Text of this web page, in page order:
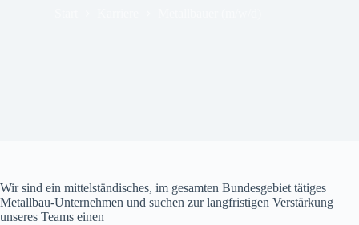
Wir sind ein mittelständisches, im gesamten Bundesgebiet tätiges
Metallbau-Unternehmen und suchen zur langfristigen Verstärkung
unseres Teams einen